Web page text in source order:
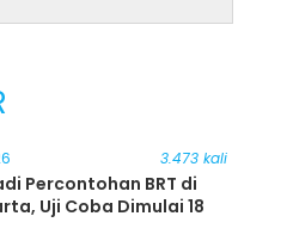
3.473 kali
Percontohan BRT di
Uji Coba Dimulai 18